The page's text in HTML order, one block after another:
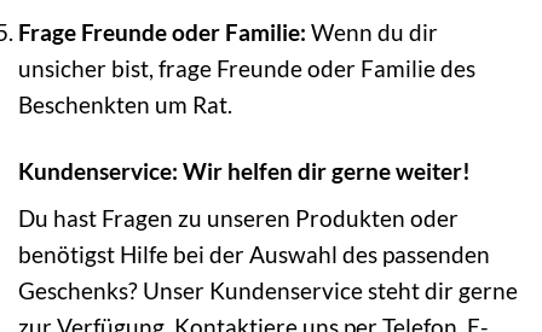
Frage Freunde oder Familie: Wenn du dir
unsicher bist, frage Freunde oder Familie des
Beschenkten um Rat.
Kundenservice: Wir helfen dir gerne weiter!
Du hast Fragen zu unseren Produkten oder
benötigst Hilfe bei der Auswahl des passenden
Geschenks? Unser Kundenservice steht dir gerne